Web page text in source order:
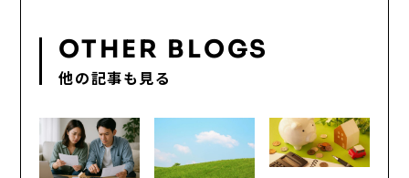
OTHER BLOGS
他の記事も見る